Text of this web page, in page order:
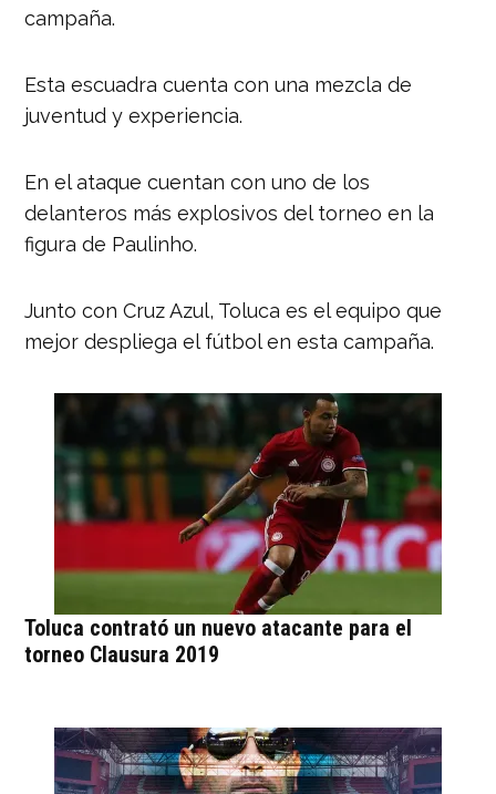
campaña.
Esta escuadra cuenta con una mezcla de
juventud y experiencia.
En el ataque cuentan con uno de los
delanteros más explosivos del torneo en la
figura de Paulinho.
Junto con Cruz Azul, Toluca es el equipo que
mejor despliega el fútbol en esta campaña.
Toluca contrató un nuevo atacante para el
torneo Clausura 2019